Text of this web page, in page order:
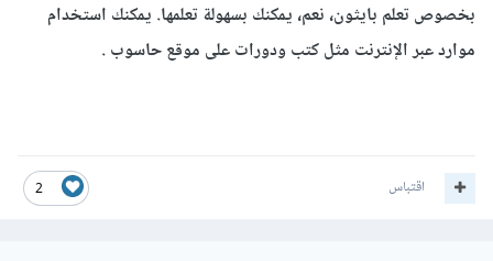
بخصوص تعلم بايثون، نعم، يمكنك بسهولة تعلمها. يمكنك استخدام
موارد عبر الإنترنت مثل كتب ودورات على موقع حاسوب .
2 اقتباس